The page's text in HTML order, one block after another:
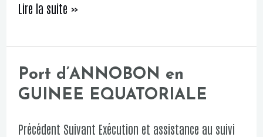
Lire la suite »
Port d’ANNOBON en
GUINEE EQUATORIALE
Précédent Suivant Exécution et assistance au suivi
Port
d’ANNOBON